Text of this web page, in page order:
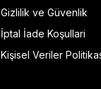
Gizlilik ve Güvenlik
İptal İade Koşullari
Kişisel Veriler